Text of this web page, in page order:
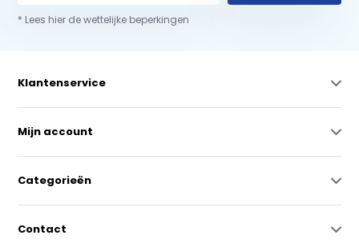
* Lees hier de wettelijke beperkingen
Klantenservice
Mijn account
Categorieën
Contact